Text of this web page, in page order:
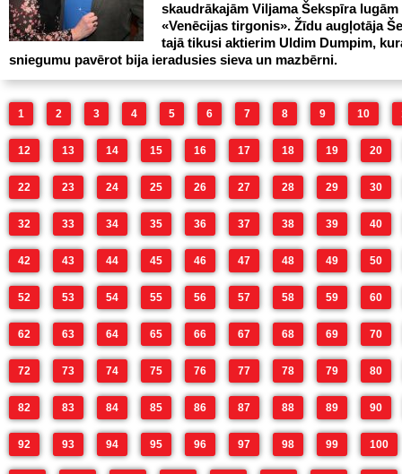
skaudrākajām Viljama Šekspīra lugām
«Venēcijas tirgonis». Žīdu augļotāja
tajā tikusi aktierim Uldim Dumpim,
sniegumu pavērot bija ieradusies sieva un mazbērni.
1 2 3 4 5 6 7 8 9 10
12 13 14 15 16 17 18 19 20
22 23 24 25 26 27 28 29 30
32 33 34 35 36 37 38 39 40
42 43 44 45 46 47 48 49 50
52 53 54 55 56 57 58 59 60
62 63 64 65 66 67 68 69 70
72 73 74 75 76 77 78 79 80
82 83 84 85 86 87 88 89 90
92 93 94 95 96 97 98 99 100